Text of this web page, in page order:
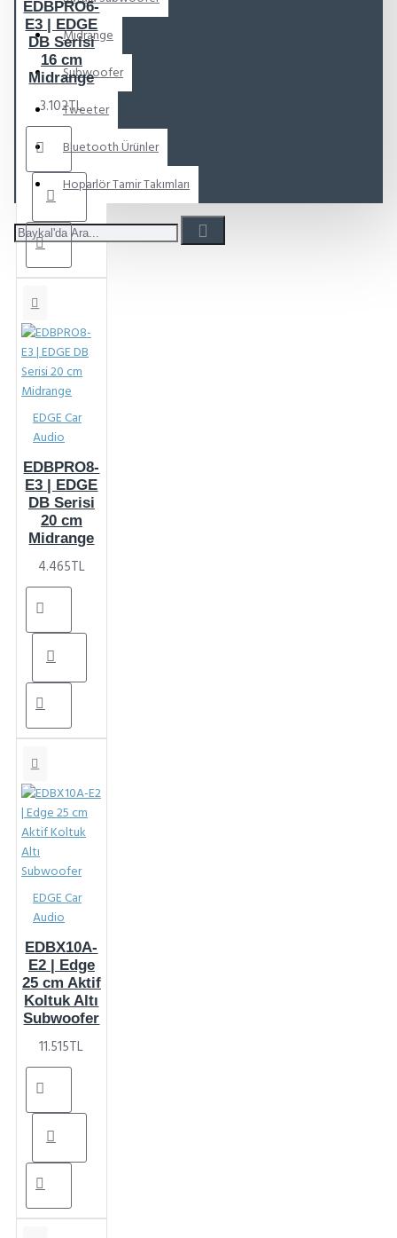
Midrange
Subwoofer
Tweeter
Bluetooth Ürünler
Hoparlör Tamir Takımları
EDBPRO6-
E3 | EDGE
DB Serisi
16 cm
Midrange
3.102TL
EDGE Car
Audio
EDBPRO8-
E3 | EDGE
DB Serisi
20 cm
Midrange
4.465TL
EDGE Car
Audio
EDBX10A-
E2 | Edge
25 cm Aktif
Koltuk Altı
Subwoofer
11.515TL